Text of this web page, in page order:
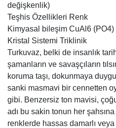
değişkenlik)
Teşhis Özellikleri Renk
Kimyasal bileşim CuAl6
Kristal Sistemi Triklinik
Turkuvaz, belki de insanlık
şamanların ve savaşçıların
koruma taşı, dokunmaya
sanki masmavi bir cennetten
gibi. Benzersiz ton mavisi,
adı bu sakin tonun her
renklerde hassas damarlı